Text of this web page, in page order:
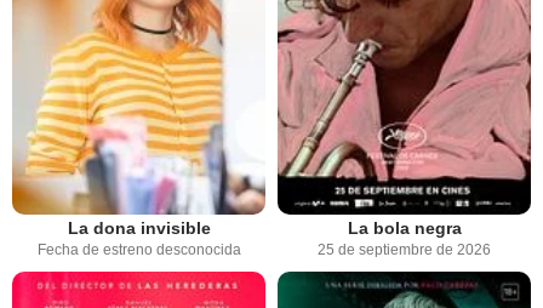
La dona invisible
Fecha de estreno desconocida
La bola negra
25 de septiembre de 2026